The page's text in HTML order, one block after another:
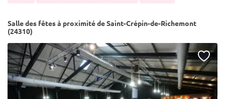
Salle des fêtes à proximité de Saint-Crépin-de-Richemont
(24310)